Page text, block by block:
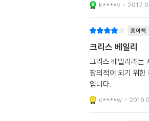
k****v
종이책
크리스 베일리
크리스 베일리라는
창의적이 되기 위
입니다.
c****w